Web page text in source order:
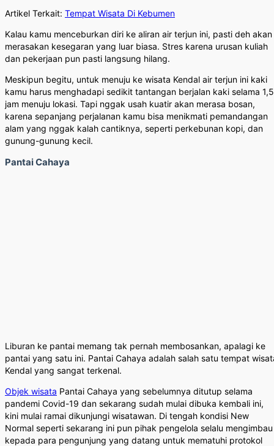
Artikel Terkait: Tempat Wisata Di Kebumen
Kalau kamu menceburkan diri ke aliran air terjun ini, pasti deh akan
merasakan kesegaran yang luar biasa. Stres karena urusan kuliah
dan pekerjaan pun pasti langsung hilang.
Meskipun begitu, untuk menuju ke wisata Kendal air terjun ini kaki
kamu harus menghadapi sedikit tantangan berjalan kaki selama 1,5
jam menuju lokasi. Tapi nggak usah kuatir akan merasa bosan,
karena sepanjang perjalanan kamu bisa menikmati pemandangan
alam yang nggak kalah cantiknya, seperti perkebunan kopi, dan
gunung-gunung kecil.
Pantai Cahaya
Liburan ke pantai memang tak pernah membosankan, apalagi ke
pantai yang satu ini. Pantai Cahaya adalah salah satu tempat
Kendal yang sangat terkenal.
Objek wisata Pantai Cahaya yang sebelumnya ditutup selama
pandemi Covid-19 dan sekarang sudah mulai dibuka kembali ini,
kini mulai ramai dikunjungi wisatawan. Di tengah kondisi New
Normal seperti sekarang ini pun pihak pengelola selalu mengimbau
kepada para pengunjung yang datang untuk mematuhi protokol